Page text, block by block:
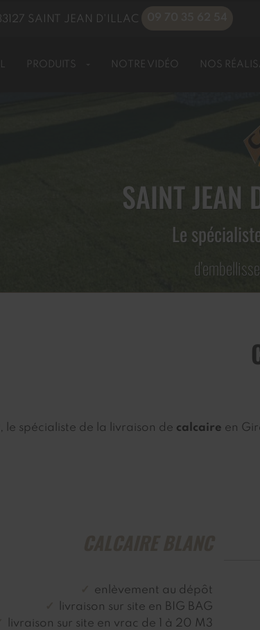
SAINT JEAN
Le
SAINT JEAN D'ILLAC
PRODUITS NOTRE VIDÉO NOS
, le spécialiste de la livraison de calcaire en
enlèvement au dépôt
livraison sur site en BIG BAG
livraison sur site en vrac de 1 à 20 M3